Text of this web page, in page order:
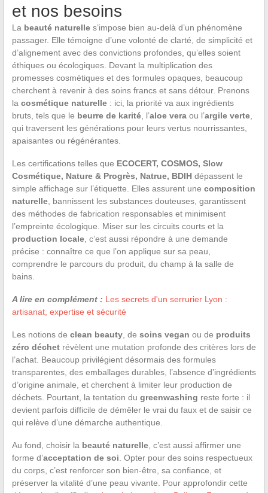
et nos besoins
La beauté naturelles’impose bien au-delà d’un phénomène
passager. Elle témoigne d’une volonté de clarté, de simplicité et
d’alignement avec des convictions profondes, qu’elles soient
éthiques ou écologiques. Devant la multiplication des
promesses cosmétiques et des formules opaques, beaucoup
cherchent à revenir à des soins francs et sans détour. Prenons
la cosmétique naturelle: ici, la priorité va aux ingrédients
bruts, tels que le beurre de karité, l’aloe veraou l’argile verte,
qui traversent les générations pour leurs vertus nourrissantes,
apaisantes ou régénérantes.
Les certifications telles que ECOCERT, COSMOS, Slow
Cosmétique, Nature & Progrès, Natrue, BDIHdépassent le
simple affichage sur l’étiquette. Elles assurent une composition
naturelle, bannissent les substances douteuses, garantissent
des méthodes de fabrication responsables et minimisent
l’empreinte écologique. Miser sur les circuits courts et la
production locale, c’est aussi répondre à une demande
précise : connaître ce que l’on applique sur sa peau,
comprendre le parcours du produit, du champ à la salle de
bains.
A lire en complément : Les secrets d'un serrurier Lyon :
artisanat, expertise et sécurité
Les notions de clean beauty, de soins vegan ou de produits
zéro déchetrévèlent une mutation profonde des critères lors de
l’achat. Beaucoup privilégient désormais des formules
transparentes, des emballages durables, l’absence d’ingrédients
d’origine animale, et cherchent à limiter leur production de
déchets. Pourtant, la tentation du greenwashing reste forte : il
devient parfois difficile de démêler le vrai du faux et de saisir ce
qui relève d’une démarche authentique.
Au fond, choisir la beauté naturelle, c’est aussi affirmer une
forme d’acceptation de soi . Opter pour des soins respectueux
du corps, c’est renforcer son bien-être, sa confiance, et
préserver la vitalité d’une peau vivante. Pour approfondir cette